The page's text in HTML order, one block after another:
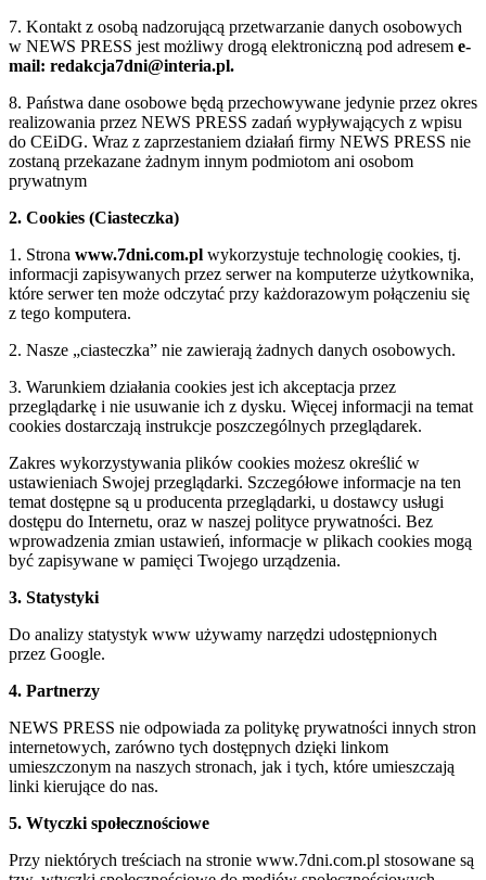
7. Kontakt z osobą nadzorującą przetwarzanie danych osobowych
w NEWS PRESS jest możliwy drogą elektroniczną pod adresem e-
mail: redakcja7dni@interia.pl.
8. Państwa dane osobowe będą przechowywane jedynie przez okres
realizowania przez NEWS PRESS zadań wypływających z wpisu
do CEiDG. Wraz z zaprzestaniem działań firmy NEWS PRESS nie
zostaną przekazane żadnym innym podmiotom ani osobom
prywatnym
2. Cookies (Ciasteczka)
1. Strona www.7dni.com.pl wykorzystuje technologię cookies, tj.
informacji zapisywanych przez serwer na komputerze użytkownika,
które serwer ten może odczytać przy każdorazowym połączeniu się
z tego komputera.
2. Nasze „ciasteczka” nie zawierają żadnych danych osobowych.
3. Warunkiem działania cookies jest ich akceptacja przez
przeglądarkę i nie usuwanie ich z dysku. Więcej informacji na temat
cookies dostarczają instrukcje poszczególnych przeglądarek.
Zakres wykorzystywania plików cookies możesz określić w
ustawieniach Swojej przeglądarki. Szczegółowe informacje na ten
temat dostępne są u producenta przeglądarki, u dostawcy usługi
dostępu do Internetu, oraz w naszej polityce prywatności. Bez
wprowadzenia zmian ustawień, informacje w plikach cookies mogą
być zapisywane w pamięci Twojego urządzenia.
3. Statystyki
Do analizy statystyk www używamy narzędzi udostępnionych
przez Google.
4. Partnerzy
NEWS PRESS nie odpowiada za politykę prywatności innych stron
internetowych, zarówno tych dostępnych dzięki linkom
umieszczonym na naszych stronach, jak i tych, które umieszczają
linki kierujące do nas.
5. Wtyczki społecznościowe
Przy niektórych treściach na stronie www.7dni.com.pl stosowane są